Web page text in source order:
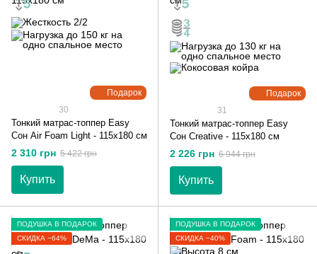
Подарок
30
Тонкий матрас-топпер Easy
Сон Air Foam Light - 115х180 см
2 310 грн 5 422 грн
Купить
Подарок
31
Тонкий матрас-топпер Easy
Сон Creative - 115х180 см
2 226 грн 6 944 грн
Купить
ПОДУШКА В ПОДАРОК
СКИДКА −64%
ПОДУШКА В ПОДАРОК
СКИДКА −40%